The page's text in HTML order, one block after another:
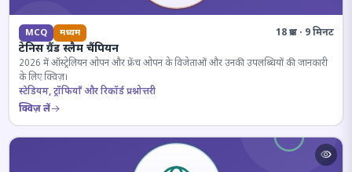
MCQ मध्यम 18 प्रश्न · 9 मिनट
टेनिस ग्रैंड स्लैम चैंपियन
2026 में ऑस्ट्रेलियन ओपन और फ्रेंच ओपन के विजेताओं और उनकी उपलब्धियों की जानकारी
के लिए क्विज़।
स्टेडियम, ट्रॉफियाँ और रिकॉर्ड प्रश्नोत्तरी
क्विज़ लें